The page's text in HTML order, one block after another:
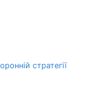
стратегії